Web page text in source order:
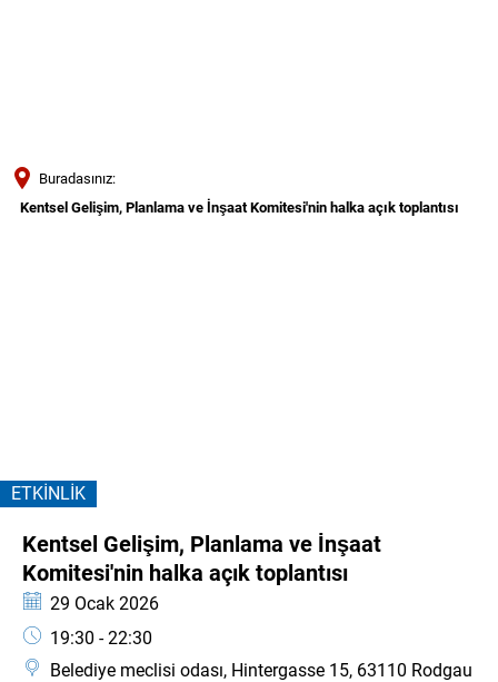
Buradasınız:
Kentsel Gelişim, Planlama ve İnşaat Komitesi'nin halka açık toplantısı
Komitesi'nin
halka
açık
toplantısı
ETKINLIK
Kentsel Gelişim, Planlama ve İnşaat
Komitesi'nin halka açık toplantısı
Tarih:
29 Ocak 2026
Saat:
19:30 - 22:30
Belediye meclisi odası, Hintergasse 15, 63110 Rodgau